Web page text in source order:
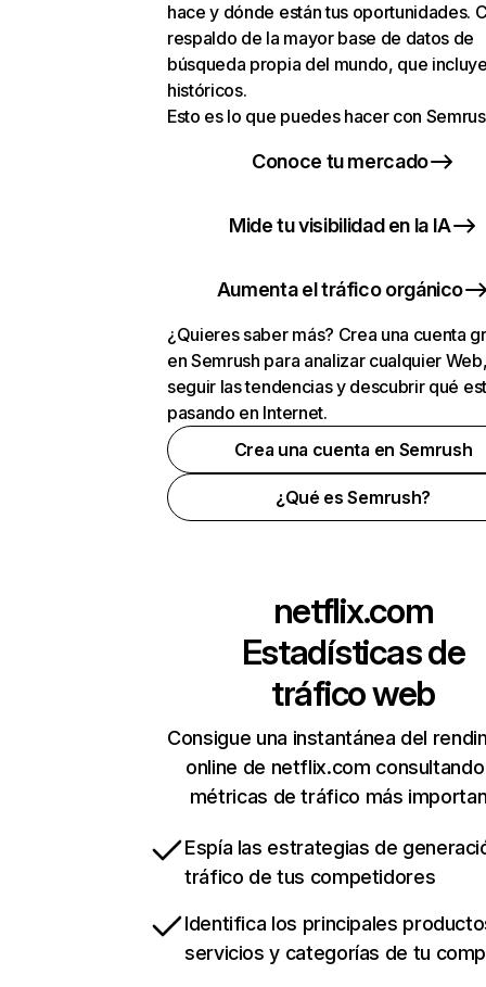
hace y dónde están tus oportunidades.
respaldo de la mayor base de datos de
búsqueda propia del mundo, que
históricos.
Esto es lo que puedes hacer con
Conoce tu mercado
Mide tu visibilidad en la IA
Aumenta el tráfico orgánico
¿Quieres saber más? Crea una cuenta
en Semrush para analizar cualquier
seguir las tendencias y descubrir qué
pasando en Internet.
Crea una cuenta en Semrush
¿Qué es Semrush?
netflix.com
Estadísticas de
tráfico web
Consigue una instantánea del
online de netflix.com
métricas de tráfico más
Espía las estrategias de
tráfico de tus competidores
Identifica los principales
servicios y categorías de tu